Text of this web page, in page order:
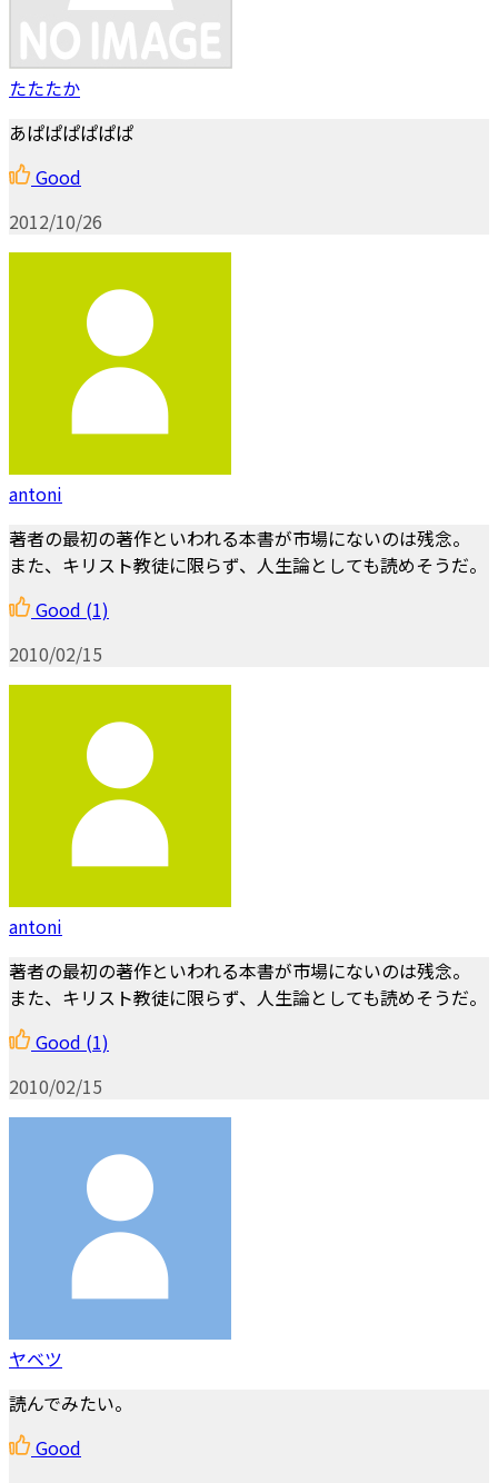
たたたか
あぱぱぱぱぱぱ
Good
2012/10/26
antoni
著者の最初の著作といわれる本書が市場にないのは残念。
また、キリスト教徒に限らず、人生論としても読めそうだ。
Good (1)
2010/02/15
antoni
著者の最初の著作といわれる本書が市場にないのは残念。
また、キリスト教徒に限らず、人生論としても読めそうだ。
Good (1)
2010/02/15
ヤベツ
読んでみたい。
Good